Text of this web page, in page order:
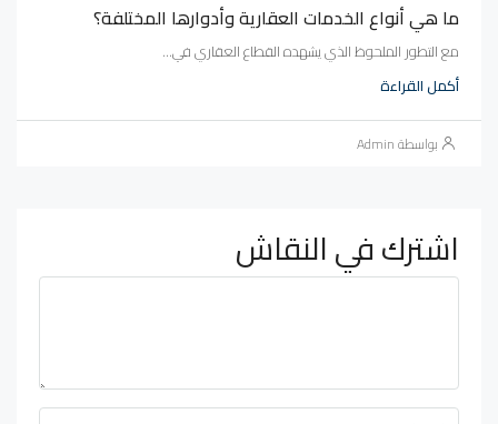
ما هي أنواع الخدمات العقارية وأدوارها المختلفة؟
مع التطور الملحوظ الذي يشهده القطاع العقاري في...
أكمل القراءة
بواسطة Admin
اشترك في النقاش